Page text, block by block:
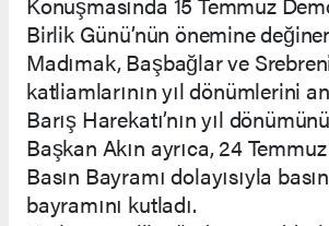
Birlik Günü’nün önemine
Madımak, Başbağlar ve
katliamlarının yıl dönümlerini
Barış Harekatı’nın yıl
Başkan Akın ayrıca, 24
Basın Bayramı dolayısıyla
bayramını kutladı.